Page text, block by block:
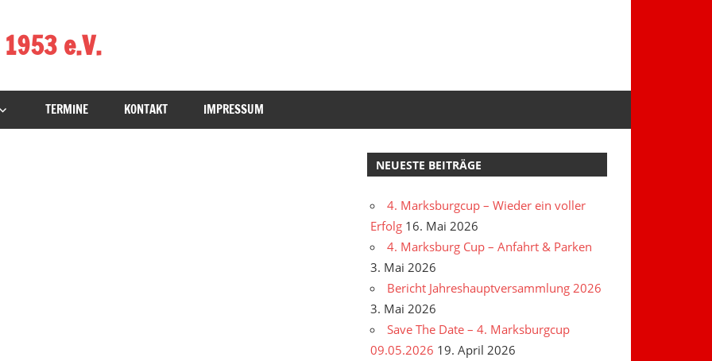
e.V.
TERMINE KONTAKT IMPRESSUM
NEUESTE BEITRÄGE
4. Marksburgcup – Wieder ein voller
Erfolg 16. Mai 2026
4. Marksburg Cup – Anfahrt & Parken
3. Mai 2026
Bericht Jahreshauptversammlung 2026
3. Mai 2026
Save The Date – 4. Marksburgcup
09.05.2026 19. April 2026